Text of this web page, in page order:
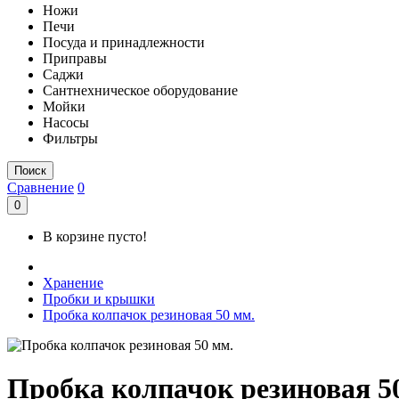
Ножи
Печи
Посуда и принадлежности
Приправы
Саджи
Сантнехническое оборудование
Мойки
Насосы
Фильтры
Поиск
Сравнение 0
0
В корзине пусто!
Хранение
Пробки и крышки
Пробка колпачок резиновая 50 мм.
Пробка колпачок резиновая